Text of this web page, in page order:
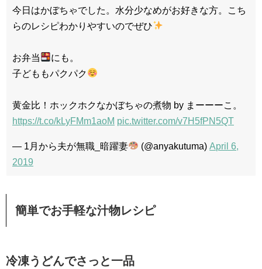
今日はかぼちゃでした。水分少なめがお好きな方。こち
らのレシピわかりやすいのでぜひ
お弁当
にも。
子どももパクパク
黄金比！ホックホクなかぼちゃの煮物 by まーーーこ。
https://t.co/kLyFMm1aoM pic.twitter.com/v7H5fPN5QT
— 1月から夫が無職_暗躍妻 (@anyakutuma)April 6,
2019
簡単でお手軽な汁物レシピ
冷凍うどんでさっと一品